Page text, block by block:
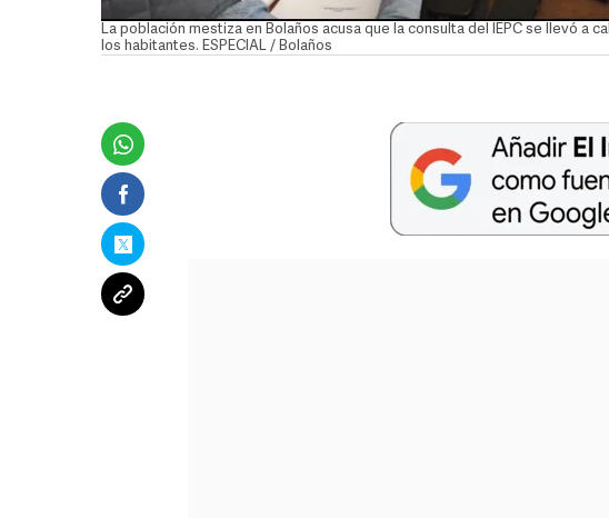
La población mestiza en Bolaños acusa que la consulta del IEPC se llevó a
los habitantes. ESPECIAL / Bolaños